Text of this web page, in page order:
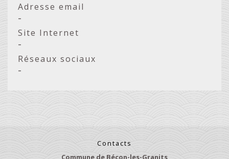
Adresse email
-
Site Internet
-
Réseaux sociaux
-
Contacts
Commune de Bécon-les-Granits